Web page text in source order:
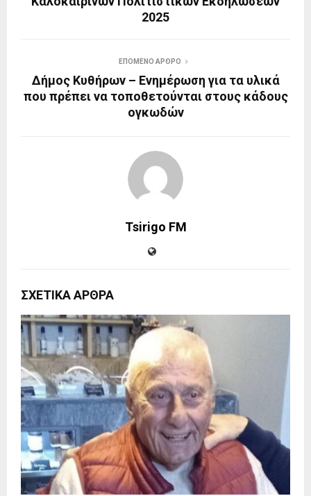
2025
ΕΠΟΜΕΝΟ ΑΡΘΡΟ
Δήμος Κυθήρων – Ενημέρωση για τα υλικά
που πρέπει να τοποθετούνται στους κάδους
ογκωδών
Tsirigo FM
ΣΧΕΤΙΚΑ ΑΡΘΡΑ